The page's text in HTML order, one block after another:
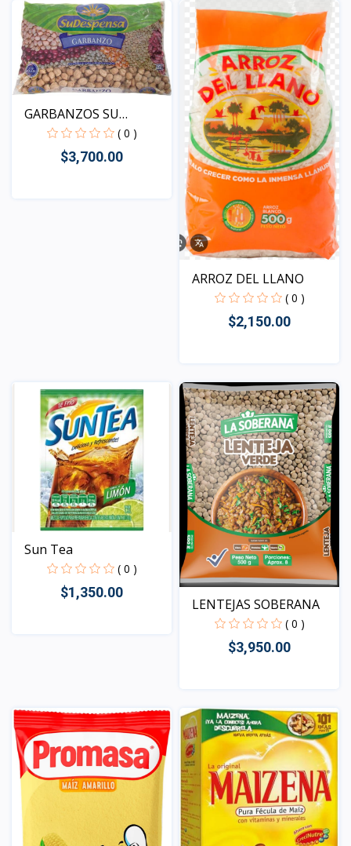
GARBANZOS SU
DEPENSA
( 0 )
$3,700.00
ARROZ DEL LLANO
( 0 )
$2,150.00
Vista
Sun Tea
( 0 )
$1,350.00
LENTEJAS SOBERANA
( 0 )
$3,950.00
Vista